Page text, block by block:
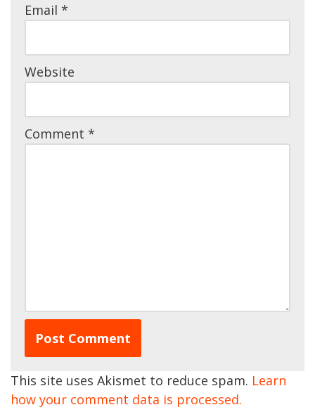
Email *
Website
Comment *
This site uses Akismet to reduce spam. Learn
how your comment data is processed.